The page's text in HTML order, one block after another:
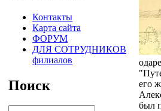
Контакты
Карта сайта
ФОРУМ
ДЛЯ СОТРУДНИКОВ
филиалов
Поиск
его
был